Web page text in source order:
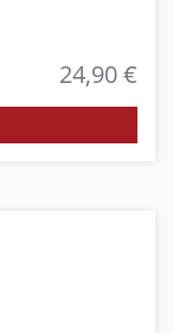
24,90 €